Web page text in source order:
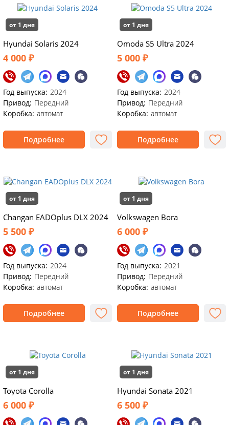
от 1 дня
Hyundai Solaris 2024
4 000 ₽
Год выпуска: 2024
Привод: Передний
Коробка: автомат
Подробнее
от 1 дня
Omoda S5 Ultra 2024
5 000 ₽
Год выпуска: 2024
Привод: Передний
Коробка: автомат
Подробнее
от 1 дня
Changan EADOplus DLX 2024
5 500 ₽
Год выпуска: 2024
Привод: Передний
Коробка: автомат
Подробнее
от 1 дня
Volkswagen Bora
6 000 ₽
Год выпуска: 2021
Привод: Передний
Коробка: автомат
Подробнее
от 1 дня
Toyota Corolla
6 000 ₽
от 1 дня
Hyundai Sonata 2021
6 500 ₽